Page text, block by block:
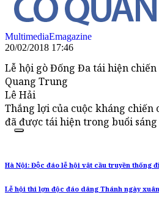
MultimediaEmagazine
20/02/2018 17:46
Lễ hội gò Đống Đa tái hiện
Quang Trung
Lê Hải
Thắng lợi của cuộc kháng
đã được tái hiện trong buổi
Hà Nội: Độc đáo lễ hội vật cầu truyền thống
Lễ hội thi lợn độc đáo dâng Thánh ngày